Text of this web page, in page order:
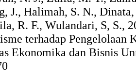
J., Halimah, S. N.,
R. F., Wulandari, S, S.,
terhadap Pengelolaan
Ekonomika dan Bisnis